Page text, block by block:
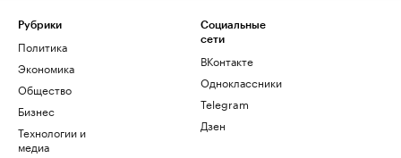
Рубрики
Политика
Экономика
Общество
Бизнес
Технологии и
медиа
Социальные
сети
ВКонтакте
Одноклассники
Telegram
Дзен